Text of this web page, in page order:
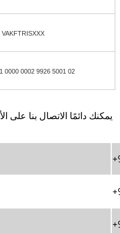
VAKFTRISXXX
0000 0002 9926 5001 02
يمكنك دائمًا الاتصال بنا على